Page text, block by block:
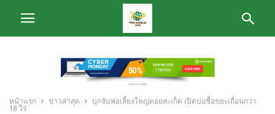
หน้าแรก ข่าวล่าสุด
บุกจับพ่อเลี้ยงใหญ่ดอยสะเก็ด เปิดบ่อซื้อขยะเถื่อนกว่า
18 ไร่